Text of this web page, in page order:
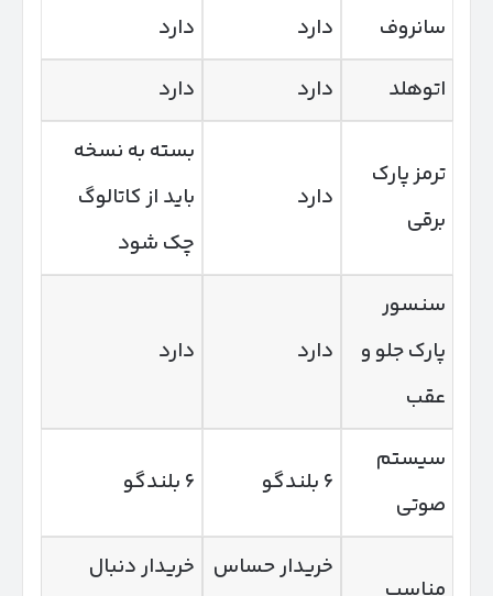
سانروف دارد
دارد
اتوهلد
دارد دارد
ترمز پارک
برقی
دارد
بسته به نسخه
باید از کاتالوگ
چک شود
سنسور
پارک جلو و
عقب
دارد دارد
سیستم
صوتی
۶ بلندگو ۶ بلندگو
مناسب
خریدار حساس خریدار دنبال